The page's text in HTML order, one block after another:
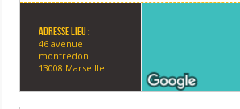
Adresse lieu :
46 avenue
montredon
13008 Marseille